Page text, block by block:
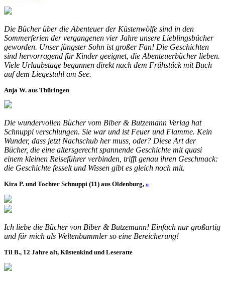
Die Bücher über die Abenteuer der Küstenwölfe sind in den
Sommerferien der vergangenen vier Jahre unsere Lieblingsbücher
geworden. Unser jüngster Sohn ist großer Fan! Die Geschichten
sind hervorragend für Kinder geeignet, die Abenteuerbücher lieben.
Viele Urlaubstage begannen direkt nach dem Frühstück mit Buch
auf dem Liegestuhl am See.
Anja W. aus Thüringen
Die wundervollen Bücher vom Biber & Butzemann Verlag hat
Schnuppi verschlungen. Sie war und ist Feuer und Flamme. Kein
Wunder, dass jetzt Nachschub her muss, oder? Diese Art der
Bücher, die eine altersgerecht spannende Geschichte mit quasi
einem kleinen Reiseführer verbinden, trifft genau ihren Geschmack:
die Geschichte fesselt und Wissen gibt es gleich noch mit.
Kira P. und Tochter Schnuppi (11) aus Oldenburg, »
Ich liebe die Bücher von Biber & Butzemann! Einfach nur großartig
und für mich als Weltenbummler so eine Bereicherung!
Til B., 12 Jahre alt, Küstenkind und Leseratte